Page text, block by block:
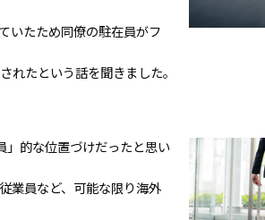
いたため同僚の駐在員がフ
れたという話を聞きました。
的な位置づけだったと思い
業員など、可能な限り海外